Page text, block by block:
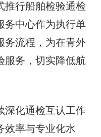
推行船舶检验通检
务中心作为执行单
务流程，为在青外
服务，切实降低航
深化通检互认工作
效率与专业化水